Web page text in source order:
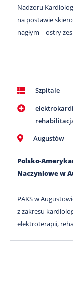
Nadzoru
na postawie
nagłym – ostry
Szpitale
Augustów
Polsko-
Naczyniowe w
PAKS w
z zakresu
elektroterapii,